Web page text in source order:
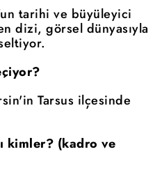
tarihi ve büyüleyici
dizi, görsel dünyasıyla
Tarsus ilçesinde
kimler? (kadro ve